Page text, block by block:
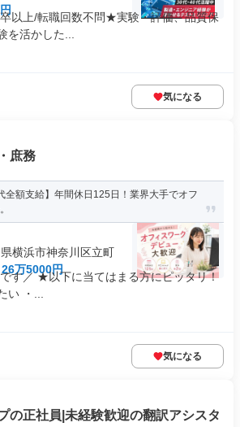
以上/転職回数不問★実験・評価、品質保
を活かした...
気になる
庶務
全額支給】年間休日125日！業界大手でオフ
横浜市神奈川区立町
万5000円
す／ ★以下に当てはまる方にピッタリ！
い ・...
気になる
の正社員|未経験歓迎の翻訳アシスタ